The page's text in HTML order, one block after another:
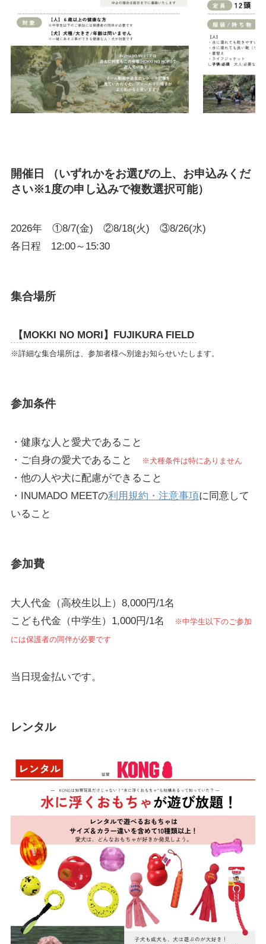
開催日
（いずれかをお選びの上、お申込みくだ
さい※1度の申し込みで複数選択可能）
2026年 ①8/7(金) ②8/18(火) ③8/26(水)
各日程 12:00～15:30
集合場所
【MOKKI NO MORI】FUJIKURA FIELD
※詳細な集合場所は、参加者様へ別途お知らせいたします。
参加条件
・健康な人と愛犬であること
・ご自身の愛犬であること
※犬種条件は特にありません
・他の人や犬に配慮ができること
・INUMADO MEETの利用規約・注意事項に同意して
いること
参加費
大人代金（高校生以上）8,000円/1名
こども代金（中学生）1,000円/1名
※中学生以下のご参加
には保護者の同伴が必要です
当日現金払いです。
レンタル